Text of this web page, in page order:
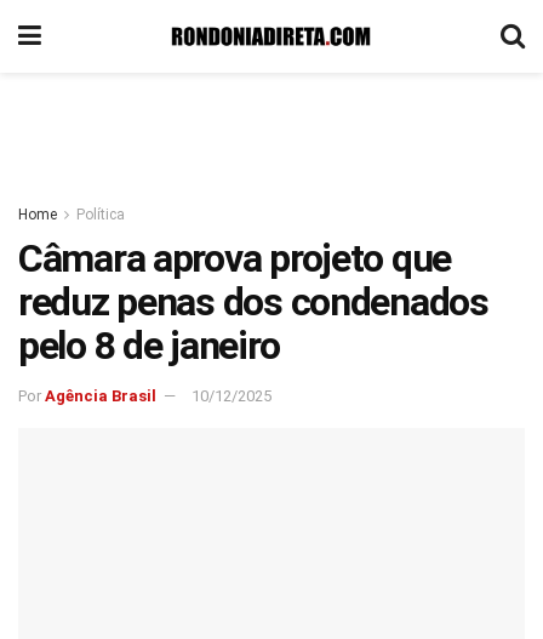
Home Política
Câmara aprova projeto que
reduz penas dos condenados
pelo 8 de janeiro
Por Agência Brasil 10/12/2025